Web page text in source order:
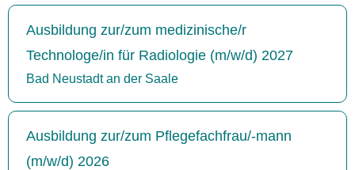
Ausbildung zur/zum medizinische/r
Technologe/in für Radiologie (m/w/d) 2027
Bad Neustadt an der Saale
Ausbildung zur/zum Pflegefachfrau/-mann
(m/w/d) 2026